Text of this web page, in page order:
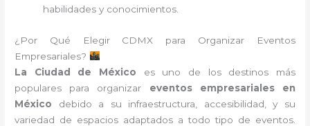
habilidades y conocimientos.
¿Por Qué Elegir CDMX para Organizar Eventos
Empresariales?
La Ciudad de México es uno de los destinos más
populares para organizar eventos empresariales en
México debido a su infraestructura, accesibilidad, y su
variedad de espacios adaptados a todo tipo de eventos.